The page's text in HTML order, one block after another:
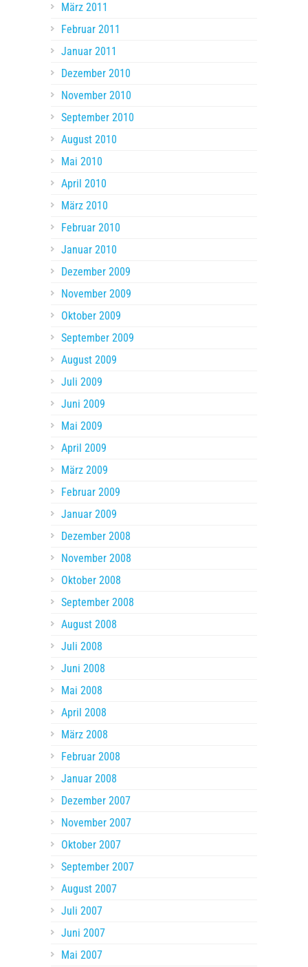
März 2011
Februar 2011
Januar 2011
Dezember 2010
November 2010
September 2010
August 2010
Mai 2010
April 2010
März 2010
Februar 2010
Januar 2010
Dezember 2009
November 2009
Oktober 2009
September 2009
August 2009
Juli 2009
Juni 2009
Mai 2009
April 2009
März 2009
Februar 2009
Januar 2009
Dezember 2008
November 2008
Oktober 2008
September 2008
August 2008
Juli 2008
Juni 2008
Mai 2008
April 2008
März 2008
Februar 2008
Januar 2008
Dezember 2007
November 2007
Oktober 2007
September 2007
August 2007
Juli 2007
Juni 2007
Mai 2007